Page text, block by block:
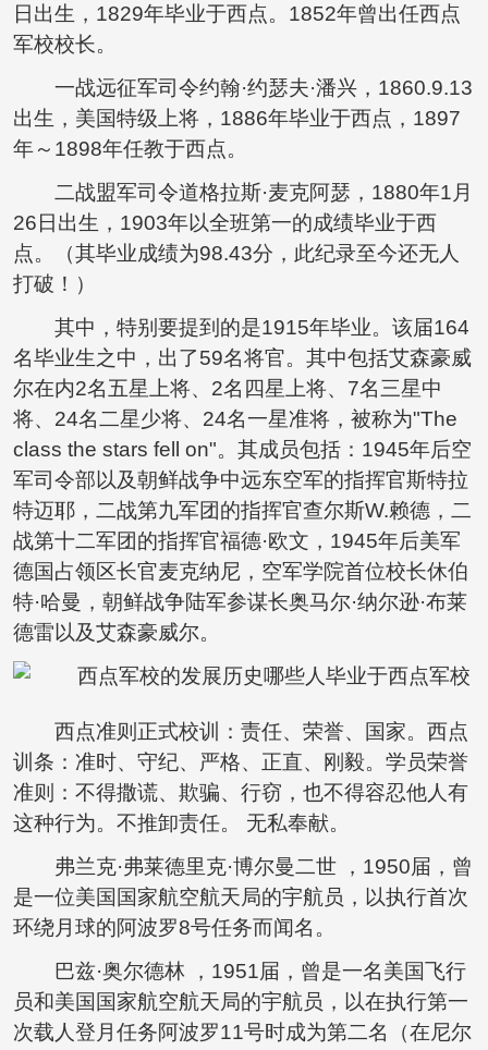
日出生，1829年毕业于西点。1852年曾出任西点
军校校长。
一战远征军司令约翰·约瑟夫·潘兴，1860.9.13
出生，美国特级上将，1886年毕业于西点，1897
年～1898年任教于西点。
二战盟军司令道格拉斯·麦克阿瑟，1880年1月
26日出生，1903年以全班第一的成绩毕业于西
点。（其毕业成绩为98.43分，此纪录至今还无人
打破！）
其中，特别要提到的是1915年毕业。该届164
名毕业生之中，出了59名将官。其中包括艾森豪威
尔在内2名五星上将、2名四星上将、7名三星中
将、24名二星少将、24名一星准将，被称为"The
class the stars fell on"。其成员包括：1945年后空
军司令部以及朝鲜战争中远东空军的指挥官斯特拉
特迈耶，二战第九军团的指挥官查尔斯W.赖德，二
战第十二军团的指挥官福德·欧文，1945年后美军
德国占领区长官麦克纳尼，空军学院首位校长休伯
特·哈曼，朝鲜战争陆军参谋长奥马尔·纳尔逊·布莱
德雷以及艾森豪威尔。
西点准则正式校训：责任、荣誉、国家。西点
训条：准时、守纪、严格、正直、刚毅。学员荣誉
准则：不得撒谎、欺骗、行窃，也不得容忍他人有
这种行为。不推卸责任。 无私奉献。
弗兰克·弗莱德里克·博尔曼二世 ，1950届，曾
是一位美国国家航空航天局的宇航员，以执行首次
环绕月球的阿波罗8号任务而闻名。
巴兹·奥尔德林 ，1951届，曾是一名美国飞行
员和美国国家航空航天局的宇航员，以在执行第一
次载人登月任务阿波罗11号时成为第二名（在尼尔